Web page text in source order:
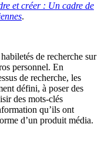
et créer : Un cadre de
.
de recherche sur
personnel. En
de recherche, les
défini, à poser des
des mots-clés
qu’ils ont
d’un produit média.